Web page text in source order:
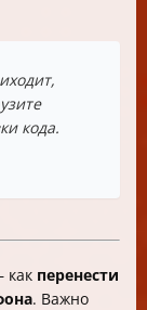
кода.
как перенести
. Важно